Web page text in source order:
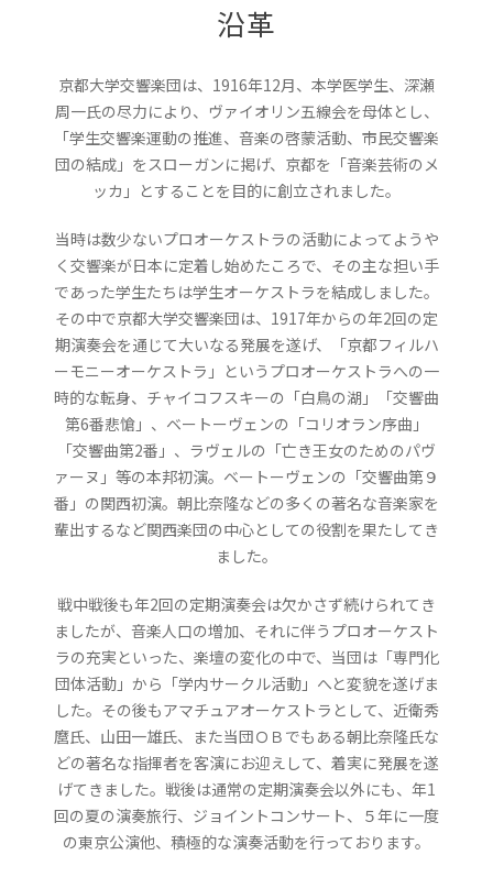
沿革
京都大学交響楽団は、1916年12月、本学医学生、深瀬
周一氏の尽力により、ヴァイオリン五線会を母体とし、
「学生交響楽運動の推進、音楽の啓蒙活動、市民交響楽
団の結成」をスローガンに掲げ、京都を「音楽芸術のメ
ッカ」とすることを目的に創立されました。
当時は数少ないプロオーケストラの活動によってようや
く交響楽が日本に定着し始めたころで、その主な担い手
であった学生たちは学生オーケストラを結成しました。
その中で京都大学交響楽団は、1917年からの年2回の定
期演奏会を通じて大いなる発展を遂げ、「京都フィルハ
ーモニーオーケストラ」というプロオーケストラへの一
時的な転身、チャイコフスキーの「白鳥の湖」「交響曲
第6番悲愴」、ベートーヴェンの「コリオラン序曲」
「交響曲第2番」、ラヴェルの「亡き王女のためのパヴ
ァーヌ」等の本邦初演。ベートーヴェンの「交響曲第９
番」の関西初演。朝比奈隆などの多くの著名な音楽家を
輩出するなど関西楽団の中心としての役割を果たしてき
ました。
戦中戦後も年2回の定期演奏会は欠かさず続けられてき
ましたが、音楽人口の増加、それに伴うプロオーケスト
ラの充実といった、楽壇の変化の中で、当団は「専門化
団体活動」から「学内サークル活動」へと変貌を遂げま
した。その後もアマチュアオーケストラとして、近衛秀
麿氏、山田一雄氏、また当団ＯＢでもある朝比奈隆氏な
どの著名な指揮者を客演にお迎えして、着実に発展を遂
げてきました。戦後は通常の定期演奏会以外にも、年1
回の夏の演奏旅行、ジョイントコンサート、５年に一度
の東京公演他、積極的な演奏活動を行っております。